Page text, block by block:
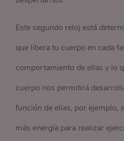
Este segundo reloj está
que libera tu cuerpo en cada
comportamiento de ellas y lo
cuerpo nos permitirá
función de ellas, por ejemplo,
más energía para realizar